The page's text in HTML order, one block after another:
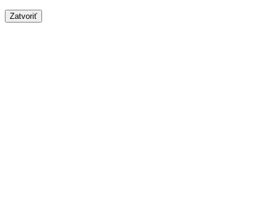
Zatvoriť